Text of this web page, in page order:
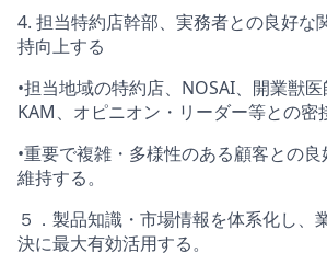
4. 担当特約店幹部、実務者との良好な
持向上する
•担当地域の特約店、NOSAI、開業獣医
KAM、オピニオン・リーダー等との密
•重要で複雑・多様性のある顧客との良
維持する。
５．製品知識・市場情報を体系化し、
決に最大有効活用する。